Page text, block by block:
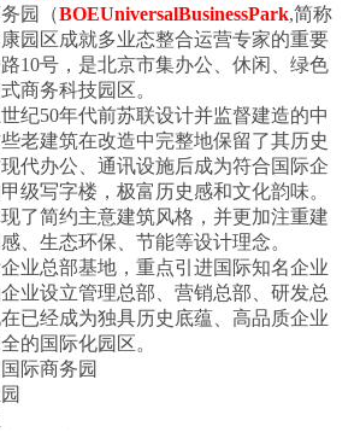
园（BOEUniversalBusinessPark,简称
园区成就多业态整合运营专家的重要
10号，是北京市集办公、休闲、绿色
商务科技园区。
纪50年代前苏联设计并监督建造的中
老建筑在改造中完整地保留了其历史
代办公、通讯设施后成为符合国际企
级写字楼，极富历史感和文化韵味。
了简约主意建筑风格，并更加注重建
、生态环保、节能等设计理念。
业总部基地，重点引进国际知名企业
业设立管理总部、营销总部、研发总
已经成为独具历史底蕴、高品质企业
的国际化园区。
际商务园